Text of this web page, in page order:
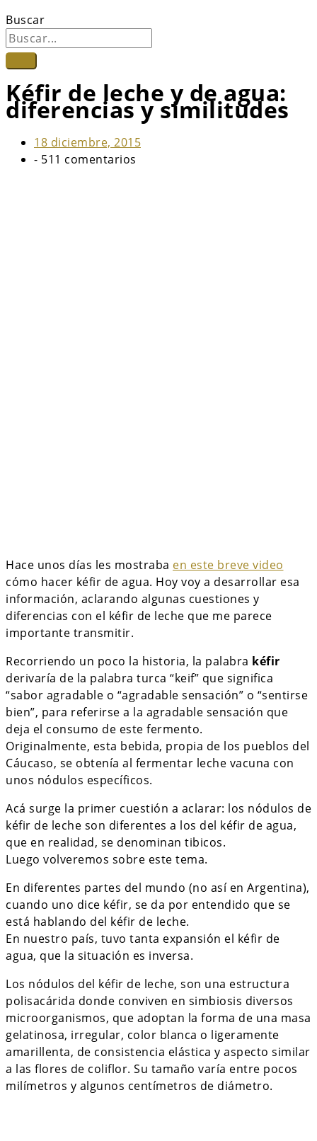
Buscar
Kéfir de leche y de agua:
diferencias y similitudes
18 diciembre, 2015
- 511 comentarios
Hace unos días les mostraba en este breve video
cómo hacer kéfir de agua. Hoy voy a desarrollar esa
información, aclarando algunas cuestiones y
diferencias con el kéfir de leche que me parece
importante transmitir.
Recorriendo un poco la historia, la palabra kéfir
derivaría de la palabra turca “keif” que significa
“sabor agradable o “agradable sensación” o “sentirse
bien”, para referirse a la agradable sensación que
deja el consumo de este fermento.
Originalmente, esta bebida, propia de los pueblos del
Cáucaso, se obtenía al fermentar leche vacuna con
unos nódulos específicos.
Acá surge la primer cuestión a aclarar: los nódulos de
kéfir de leche son diferentes a los del kéfir de agua,
que en realidad, se denominan tibicos.
Luego volveremos sobre este tema.
En diferentes partes del mundo (no así en Argentina),
cuando uno dice kéfir, se da por entendido que se
está hablando del kéfir de leche.
En nuestro país, tuvo tanta expansión el kéfir de
agua, que la situación es inversa.
Los nódulos del kéfir de leche, son una estructura
polisacárida donde conviven en simbiosis diversos
microorganismos, que adoptan la forma de una masa
gelatinosa, irregular, color blanca o ligeramente
amarillenta, de consistencia elástica y aspecto similar
a las flores de coliflor. Su tamaño varía entre pocos
milímetros y algunos centímetros de diámetro.